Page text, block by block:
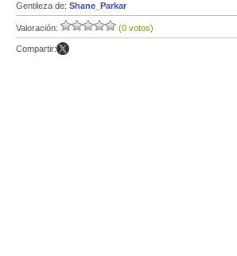
Gentileza de: Shane_Parkar
Valoración: (0 votos)
Compartir: